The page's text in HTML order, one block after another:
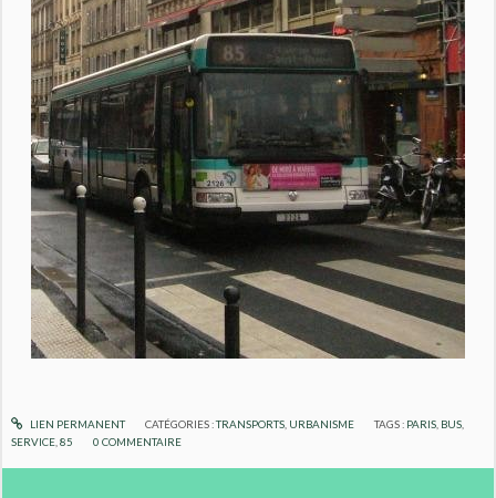
LIEN PERMANENT CATÉGORIES :TRANSPORTS, URBANISME TAGS : PARIS BUS
SERVICE ,85 0 COMMENTAIRE